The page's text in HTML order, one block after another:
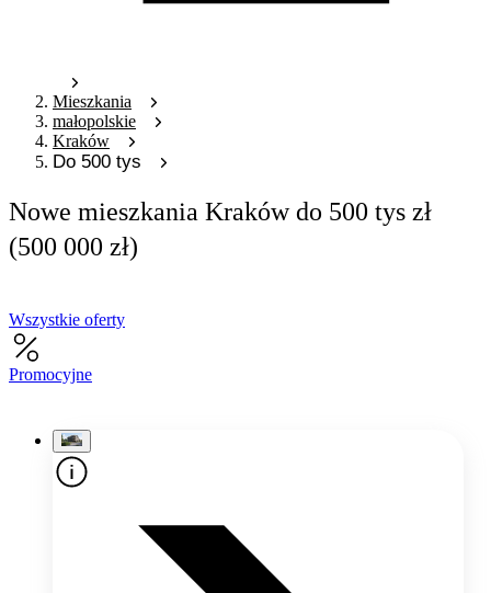
Mieszkania
małopolskie
Kraków
Do 500 tys
Nowe mieszkania Kraków do 500 tys zł
(500 000 zł)
Wszystkie oferty
Promocyjne